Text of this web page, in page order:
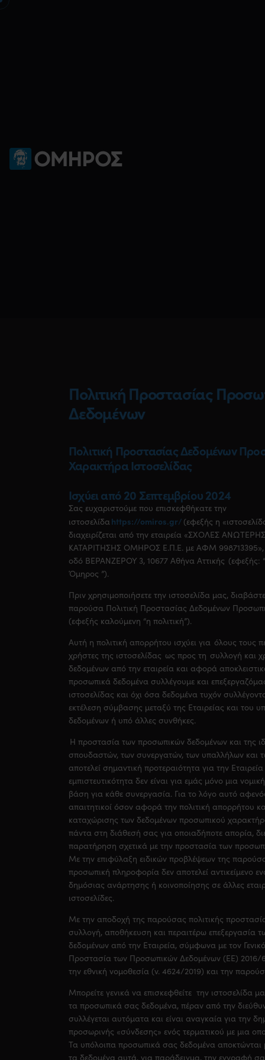
Πολιτική Προστασίας
Δεδομένων
Πολιτική Προστασίας Δεδομένων
Χαρακτήρα Ιστοσελίδας
Ισχύει από 20 Σεπτεμβρίου 2024
Σας ευχαριστούμε που επισκεφθήκατε την
ιστοσελίδα https://omiros.gr/ (εφεξής η
διαχειρίζεται από την εταιρεία «ΣΧΟΛΕΣ
ΚΑΤΑΡΙΤΗΣΗΣ ΟΜΗΡΟΣ Ε.Π.Ε. με ΑΦΜ 998713395»,
οδό ΒΕΡΑΝΖΕΡΟΥ 3, 10677 Αθήνα Αττικής (εφεξής:
Όμηρος ”).
Πριν χρησιμοποιήσετε την ιστοσελίδα μας,
παρούσα Πολιτική Προστασίας Δεδομένων
(εφεξής καλούμενη “η πολιτική”).
Αυτή η πολιτική απορρήτου ισχύει για όλους τους
χρήστες της ιστοσελίδας ως προς τη συλλογή και
δεδομένων από την εταιρεία και αφορά
προσωπικά δεδομένα συλλέγουμε και
ιστοσελίδας και όχι όσα δεδομένα τυχόν
εκτέλεση σύμβασης μεταξύ της Εταιρείας και του
δεδομένων ή υπό άλλες συνθήκες.
Η προστασία των προσωπικών δεδομένων και της
σπουδαστών, των συνεργατών, των υπαλλήλων και
αποτελεί σημαντική προτεραιότητα για την
εμπιστευτικότητα δεν είναι για εμάς μόνο μια
βάση για κάθε συνεργασία. Για το λόγο αυτό
απαιτητικοί όσον αφορά την πολιτική απορρήτου
καταχώρισης των δεδομένων προσωπικού
πάντα στη διάθεσή σας για οποιαδήποτε απορία,
παρατήρηση σχετικά με την προστασία των
Με την επιφύλαξη ειδικών προβλέψεων της
προσωπική πληροφορία δεν αποτελεί αντικείμενο
δημόσιας ανάρτησης ή κοινοποίησης σε άλλες
ιστοσελίδες.
Με την αποδοχή της παρούσας πολιτικής
συλλογή, αποθήκευση και περαιτέρω επεξεργασία
δεδομένων από την Εταιρεία, σύμφωνα με τον
Προστασία των Προσωπικών Δεδομένων (ΕΕ) 2016/
την εθνική νομοθεσία (ν. 4624/2019) και την
Μπορείτε γενικά να επισκεφθείτε την ιστοσελίδα
τα προσωπικά σας δεδομένα, πέραν από την
συλλέγεται αυτόματα και είναι αναγκαία για την
προσωρινής «σύνδεσης» ενός τερματικού με μια
Τα υπόλοιπα προσωπικά σας δεδομένα
τα δεδομένα αυτά, για παράδειγμα, την εγγραφή